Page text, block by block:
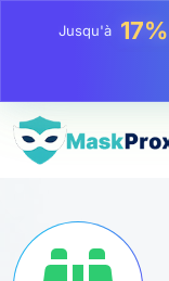
Jusqu'à